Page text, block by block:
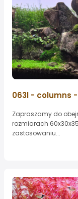
063l - columns
Zapraszamy do
rozmiarach
zastosowaniu...